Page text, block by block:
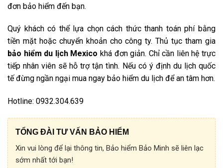
đơn bảo hiểm đến bạn.
Quý khách có thể lựa chọn cách thức thanh toán phí bằng
tiền mặt hoặc chuyển khoản cho công ty. Thủ tục tham gia
bảo hiểm du lịch Mexico khá đơn giản. Chỉ cần liên hệ trực
tiếp nhân viên sẽ hỗ trợ tận tình. Nếu có ý định du lịch quốc
tế đừng ngần ngại mua ngay bảo hiểm du lịch để an tâm hơn.
Hotline: 0932.304.639
TỔNG ĐÀI TƯ VẤN BẢO HIỂM
Xin vui lòng để lại thông tin, Bảo hiểm Bảo Minh sẽ liên lạc
sớm nhất tới bạn!